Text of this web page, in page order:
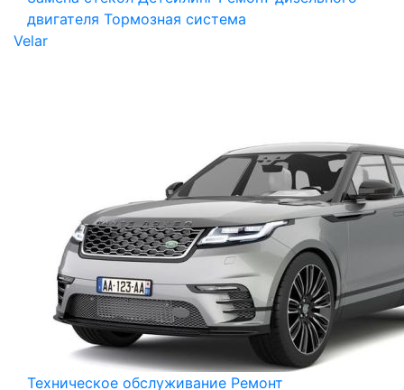
двигателя Тормозная система
Velar
Техническое обслуживание Ремонт